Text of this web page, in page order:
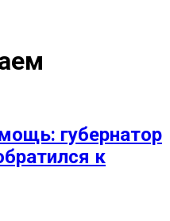
губернатор
к